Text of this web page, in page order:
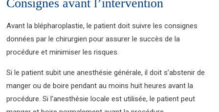
Consignes avant l’intervention
Avant la blépharoplastie, le patient doit suivre les consignes
données par le chirurgien pour assurer le succès de la
procédure et minimiser les risques.
Si le patient subit une anesthésie générale, il doit s’abstenir de
manger ou de boire pendant au moins huit heures avant la
procédure. Si l’anesthésie locale est utilisée, le patient peut